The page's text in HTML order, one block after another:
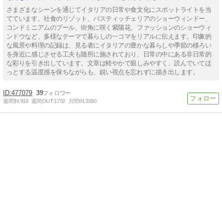
さまざまなシーンを通じてイタリアの日常や食文化にスポットライトを当
てています。社食のリゾット、パスティッチェリアのショーウィンドー、
コンドミニアムのプール、街角に咲く紫陽花、ファッションのショーウィ
ンドウなど、多様なテーマで暮らしの一コマをリアルに伝えます。印象的
な風景や料理の記録は、見る者にイタリアの豊かな暮らしや季節の移ろい
を身近に感じさせる工夫も随所に施されており、日常の中にある非日常的
な彩りを引き出しています。文章は軽やかで親しみやすく、読んでいてほ
っとする温度感を保ちながらも、鋭い視点を忘れずに描き出します。
477079 39
週間IN:916 週間OUT:1792 月間IN:3590